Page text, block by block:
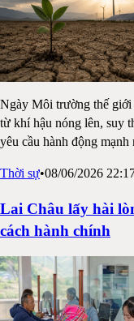
Ngày Môi trường thế giới
từ khí hậu nóng lên, suy
yêu cầu hành động mạnh
Thời sự•08/06/2026
Lai Châu lấy hài
cách hành chính